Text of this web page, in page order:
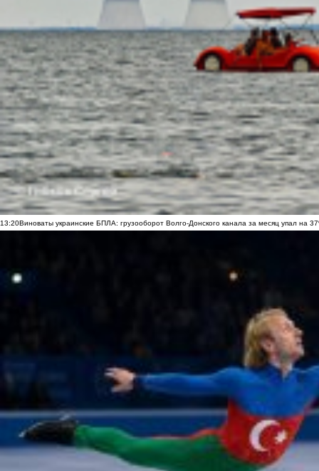
13:20Виноваты украинские БПЛА: грузооборот Волго-Донского канала за месяц упал на